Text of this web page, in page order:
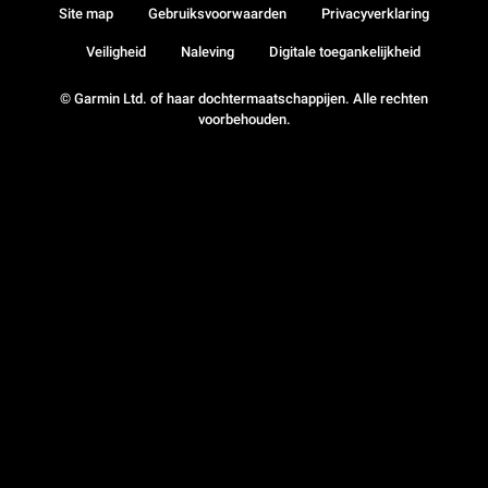
© Garmin Ltd. of haar dochtermaatschappijen. Alle rechten
voorbehouden.
Site map Gebruiksvoorwaarden Privacyverklaring
Veiligheid Naleving Digitale toegankelijkheid